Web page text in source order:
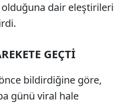
dair eleştirileri
GEÇTİ
bildirdiğine göre,
günü viral hale